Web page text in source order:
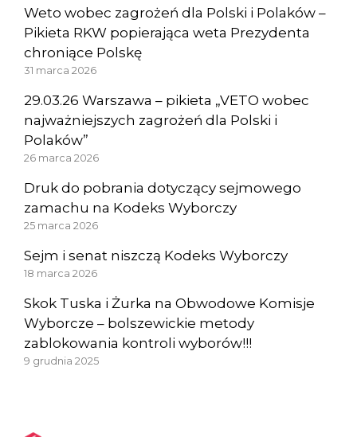
Weto wobec zagrożeń dla Polski i Polaków –
Pikieta RKW popierająca weta Prezydenta
chroniące Polskę
31 marca 2026
29.03.26 Warszawa – pikieta „VETO wobec
najważniejszych zagrożeń dla Polski i
Polaków”
26 marca 2026
Druk do pobrania dotyczący sejmowego
zamachu na Kodeks Wyborczy
25 marca 2026
Sejm i senat niszczą Kodeks Wyborczy
18 marca 2026
Skok Tuska i Żurka na Obwodowe Komisje
Wyborcze – bolszewickie metody
zablokowania kontroli wyborów!!!
9 grudnia 2025